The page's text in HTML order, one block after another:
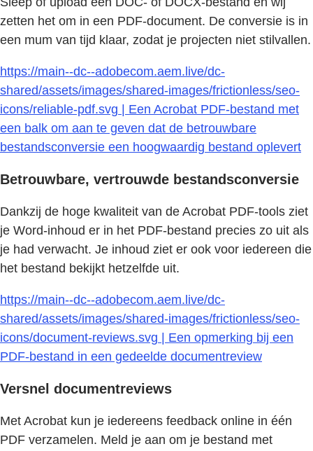
zetten het om in een PDF-document. De conversie is in
een mum van tijd klaar, zodat je projecten niet stilvallen.
https://main--dc--adobecom.aem.live/dc-
shared/assets/images/shared-images/frictionless/seo-
icons/reliable-pdf.svg | Een Acrobat PDF-bestand met
een balk om aan te geven dat de betrouwbare
bestandsconversie een hoogwaardig bestand oplevert
Betrouwbare, vertrouwde bestandsconversie
Dankzij de hoge kwaliteit van de Acrobat PDF-tools ziet
je Word-inhoud er in het PDF-bestand precies zo uit als
je had verwacht. Je inhoud ziet er ook voor iedereen die
het bestand bekijkt hetzelfde uit.
https://main--dc--adobecom.aem.live/dc-
shared/assets/images/shared-images/frictionless/seo-
icons/document-reviews.svg | Een opmerking bij een
PDF-bestand in een gedeelde documentreview
Versnel documentreviews
Met Acrobat kun je iedereens feedback online in één
PDF verzamelen. Meld je aan om je bestand met